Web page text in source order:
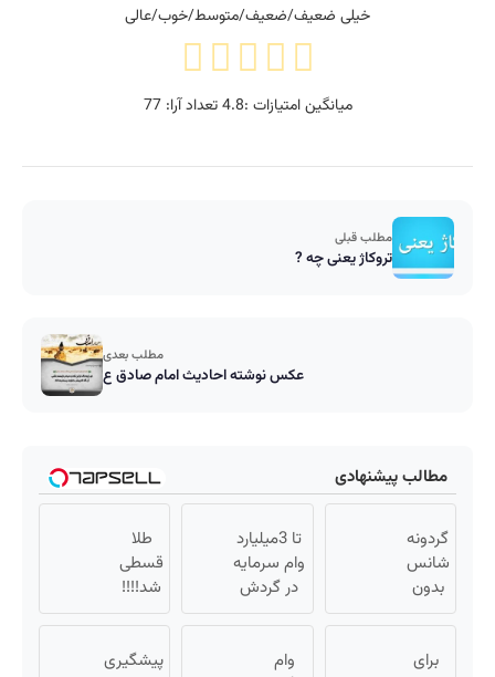
خیلی ضعیف/ضعیف/متوسط/خوب/عالی
میانگین امتیازات :4.8تعداد آرا:77
مطلب قبلی
تروکاژ یعنی چه ?
مطلب بعدی
عکس نوشته احادیث امام صادق ع
مطالب پیشنهادی
گردونه
شانس
بدون
پوچ از
آیفون17
تا 3میلیارد
وام سرمایه
در گردش
فروشندگان
فروشگاهت
طلا
قسطی
شد!!!!
💰🔥
برای
وام
پیشگیری